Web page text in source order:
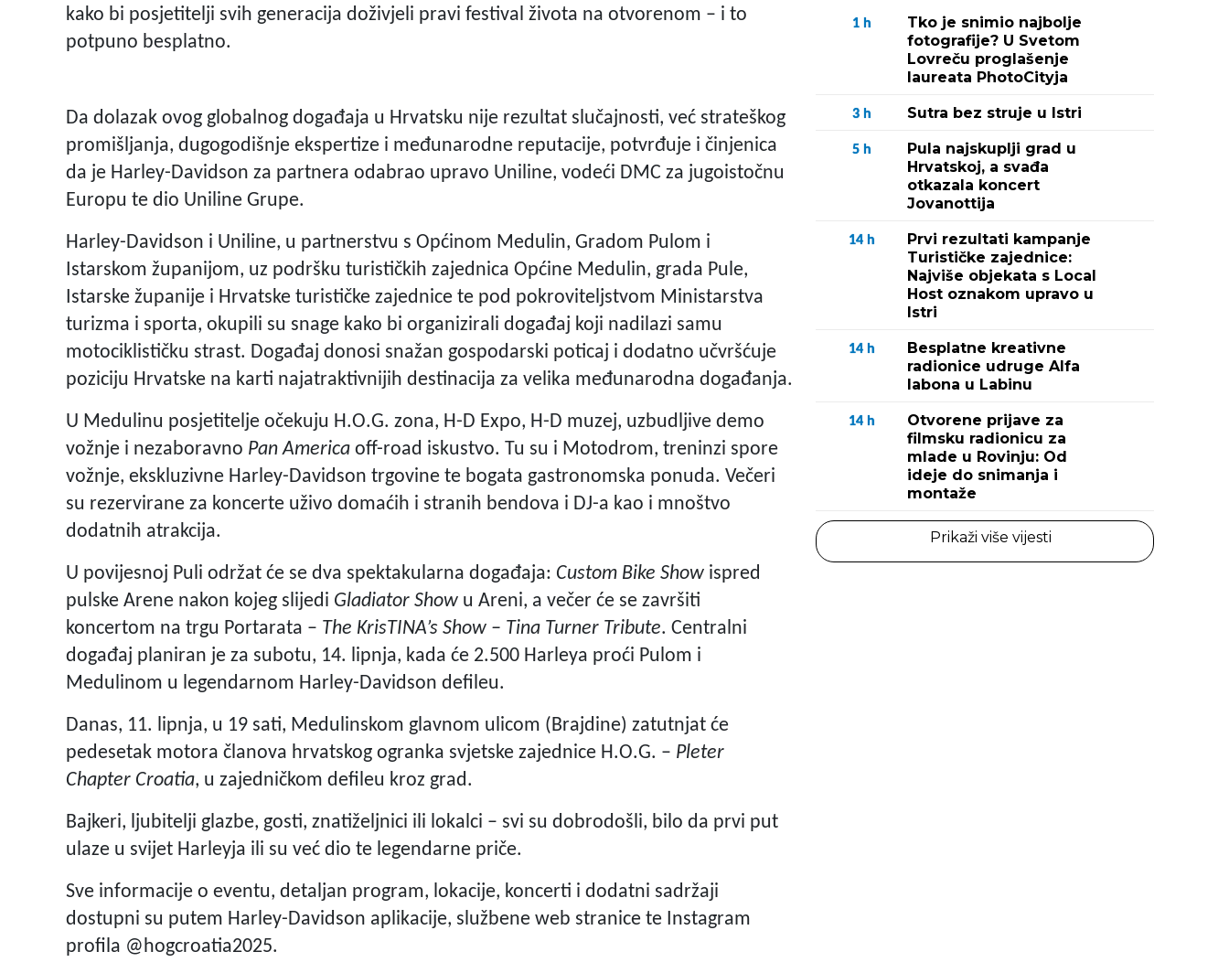
kako bi posjetitelji svih generacija doživjeli pravi festival života na otvorenom – i to
potpuno besplatno.
Da dolazak ovog globalnog događaja u Hrvatsku nije rezultat slučajnosti, već strateškog
promišljanja, dugogodišnje ekspertize i međunarodne reputacije, potvrđuje i činjenica
da je Harley-Davidson za partnera odabrao upravo Uniline, vodeći DMC za jugoistočnu
Europu te dio Uniline Grupe.
Harley-Davidson i Uniline, u partnerstvu s Općinom Medulin, Gradom Pulom i
Istarskom županijom, uz podršku turističkih zajednica Općine Medulin, grada Pule,
Istarske županije i Hrvatske turističke zajednice te pod pokroviteljstvom Ministarstva
turizma i sporta, okupili su snage kako bi organizirali događaj koji nadilazi samu
motociklističku strast. Događaj donosi snažan gospodarski poticaj i dodatno učvršćuje
poziciju Hrvatske na karti najatraktivnijih destinacija za velika međunarodna događanja.
U Medulinu posjetitelje očekuju H.O.G. zona, H-D Expo, H-D muzej, uzbudljive demo
vožnje i nezaboravno Pan America off-road iskustvo. Tu su i Motodrom, treninzi spore
vožnje, ekskluzivne Harley-Davidson trgovine te bogata gastronomska ponuda. Večeri
su rezervirane za koncerte uživo domaćih i stranih bendova i DJ-a kao i mnoštvo
dodatnih atrakcija.
U povijesnoj Puli održat će se dva spektakularna događaja: Custom Bike Show ispred
pulske Arene nakon kojeg slijedi Gladiator Show u Areni, a večer će se završiti
koncertom na trgu Portarata – The KrisTINA’s Show – Tina Turner Tribute. Centralni
događaj planiran je za subotu, 14. lipnja, kada će 2.500 Harleya proći Pulom i
Medulinom u legendarnom Harley-Davidson defileu.
Danas, 11. lipnja, u 19 sati, Medulinskom glavnom ulicom (Brajdine) zatutnjat će
pedesetak motora članova hrvatskog ogranka svjetske zajednice H.O.G. – Pleter
Chapter Croatia, u zajedničkom defileu kroz grad.
Bajkeri, ljubitelji glazbe, gosti, znatiželjnici ili lokalci – svi su dobrodošli, bilo da prvi put
ulaze u svijet Harleyja ili su već dio te legendarne priče.
Sve informacije o eventu, detaljan program, lokacije, koncerti i dodatni sadržaji
dostupni su putem Harley-Davidson aplikacije, službene web stranice te Instagram
profila @hogcroatia2025.
1 h
Tko je snimio najbolje
fotografije? U Svetom
Lovreču proglašenje
laureata PhotoCityja
3 h Sutra bez struje u Istri
5 h
Pula najskuplji grad u
Hrvatskoj, a svađa
otkazala koncert
Jovanottija
14 h
Prvi rezultati kampanje
Turističke zajednice:
Najviše objekata s Local
Host oznakom upravo u
Istri
14 h
Besplatne kreativne
radionice udruge Alfa
labona u Labinu
14 h
Otvorene prijave za
filmsku radionicu za
mlade u Rovinju: Od
ideje do snimanja i
montaže
Prikaži više vijesti